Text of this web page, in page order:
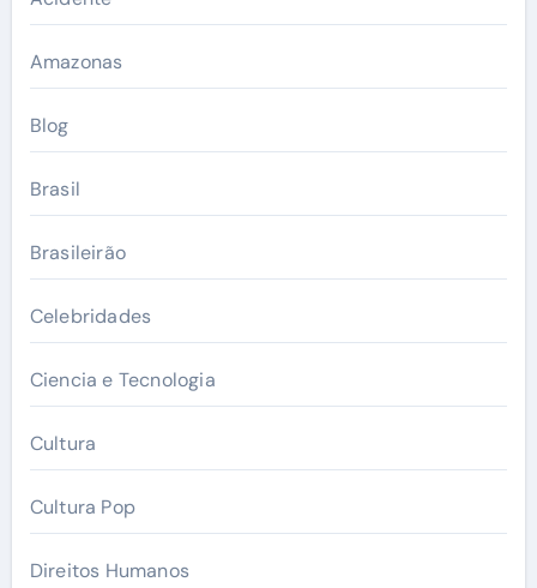
Amazonas
Blog
Brasil
Brasileirão
Celebridades
Ciencia e Tecnologia
Cultura
Cultura Pop
Direitos Humanos